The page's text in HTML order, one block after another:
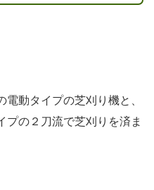
動タイプの芝刈り機と、
プの２刀流で芝刈りを済ま